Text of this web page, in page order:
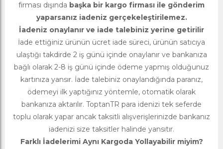
firması dışında başka bir kargo firması ile gönderim
yaparsanız iadeniz gerçekeleştirilemez.
İadeniz onaylanır ve iade talebiniz yerine getirilir
İade ettiğiniz ürünün ücret iade süreci, ürünün satıcıya
ulaştığı takdirde 2 iş günü içinde onaylanır ve bankanıza
bağlı olarak 2-8 iş günü içinde ödeme yapmış olduğunuz
kartınıza yansır. İade talebiniz onaylandığında paranız,
ödemeyi ilk yaptığınız yöntemle, otomatik olarak
bankanıza aktarılır. ToptanTR para idenizi tek seferde
toplu olarak yapar ancak taksitli alışverişlerinizde bankanız
iadenizi size taksitler halinde yansıtır.
Farklı İadelerimi Aynı Kargoda Yollayabilir miyim?